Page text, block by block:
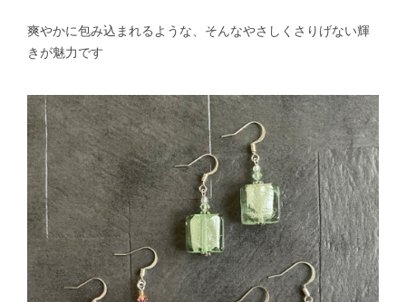
爽やかに包み込まれるような、そんなやさしくさりげない輝
きが魅力です